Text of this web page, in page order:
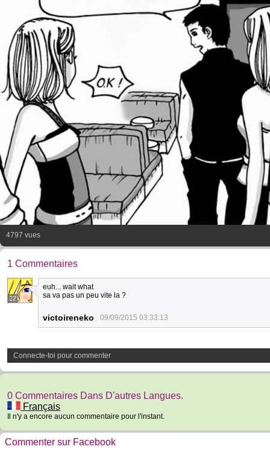
4797 vues
1 Commentaires
22
euh... wait what
sa va pas un peu vite la ?
victoireneko 09/09/2015 03:33:13
Connecte-toi pour commenter
0 Commentaires Dans D'autres Langues.
Français
Il n'y a encore aucun commentaire pour l'instant.
Commenter sur Facebook